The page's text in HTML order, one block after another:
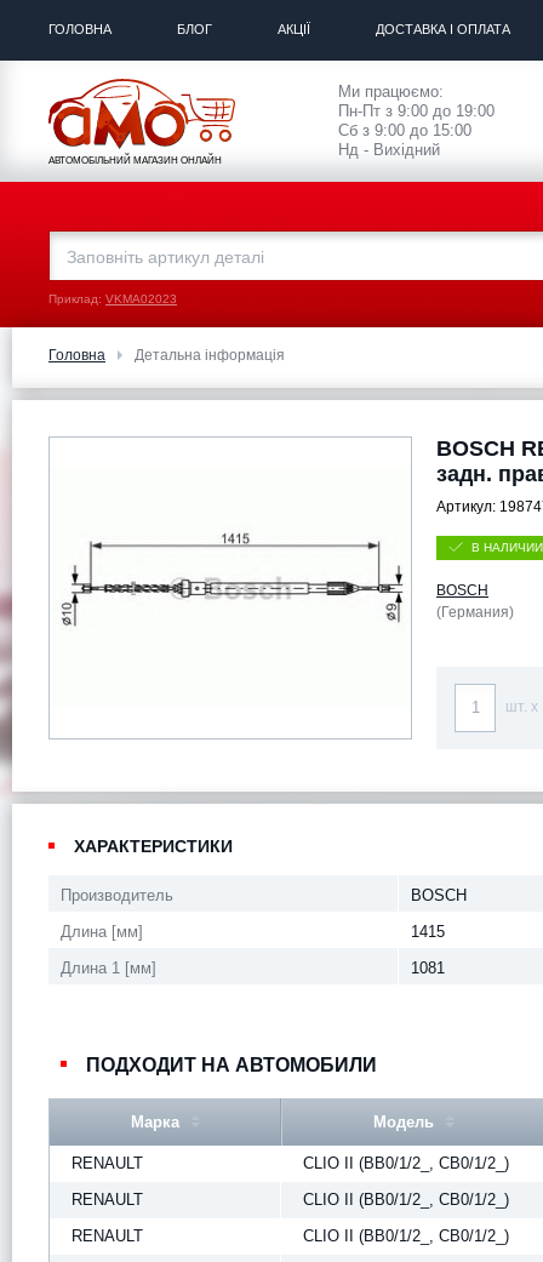
ГОЛОВНА БЛОГ АКЦІЇ ДОСТАВКА І ОПЛАТА
АВТОМОБІЛЬНИЙ МАГАЗИН ОНЛАЙН
Ми працюємо:
Пн-Пт з 9:00 до 19:00
Сб з 9:00 до 15:00
Нд - Вихідний
Приклад: VKMA02023
Головна Детальна інформація
BOSCH
задн.
Артикул:
В НАЛИЧИИ
BOSCH
(Германия)
шт. x
ХАРАКТЕРИСТИКИ
Производитель
BOSCH
Длина [мм]
1415
Длина 1 [мм]
1081
ПОДХОДИТ НА АВТОМОБИЛИ
Марка Модель
RENAULT
CLIO II (BB0/1/2_, CB0/1/2_)
RENAULT
CLIO II (BB0/1/2_, CB0/1/2_)
RENAULT
CLIO II (BB0/1/2_, CB0/1/2_)